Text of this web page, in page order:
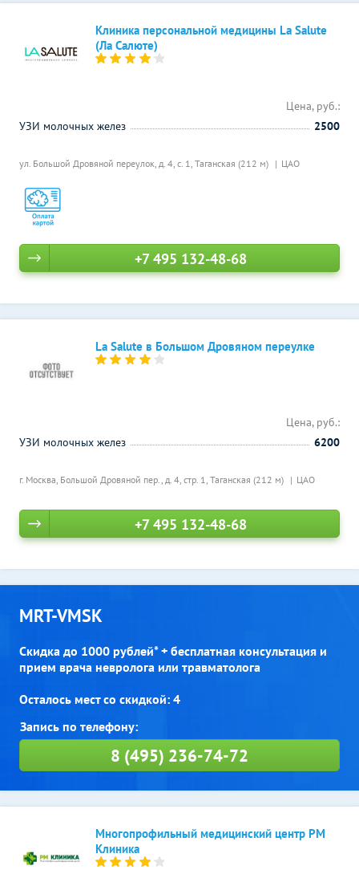
Клиника персональной медицины La Salute
(Ла Салюте)
ул. Большой Дровяной переулок, д. 4, с. 1, Таганская (212 м) ЦАО
Цена, руб.:
УЗИ молочных желез
2500
+7 495 132-48-68
La Salute в Большом Дровяном переулке
г. Москва, Большой Дровяной пер., д. 4, стр. 1, Таганская (212 м) ЦАО
Цена, руб.:
УЗИ молочных желез
6200
+7 495 132-48-68
MRT-VMSK
Скидка до 1000 рублей* + бесплатная консультация и
прием врача невролога или травматолога
Осталось мест со скидкой: 4
8 (495) 236-74-72
Многопрофильный медицинский центр РМ
Клиника